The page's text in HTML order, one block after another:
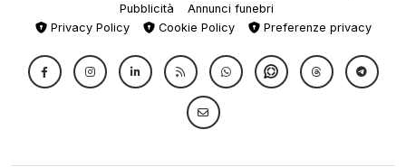
Pubblicità
Annunci funebri
Privacy Policy
Cookie Policy Preferenze privacy